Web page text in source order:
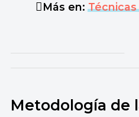
Más en:
Metodología de